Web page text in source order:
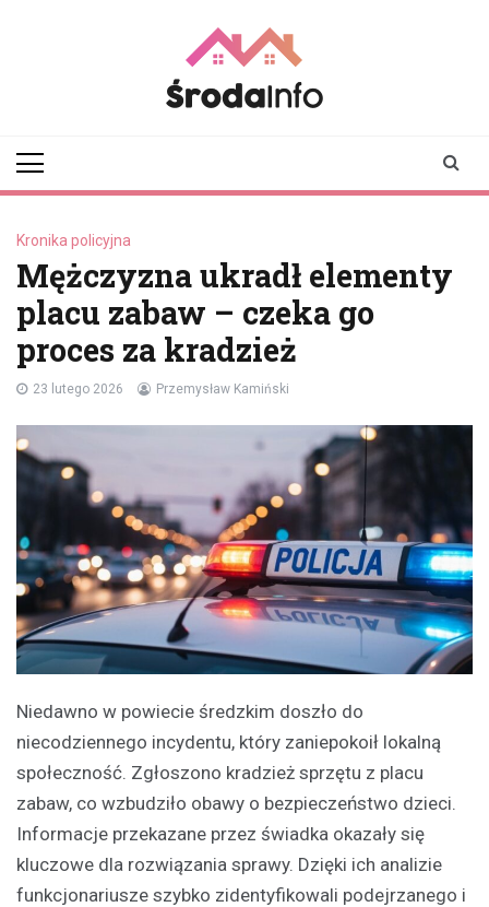
Kronika policyjna
Mężczyzna ukradł elementy
placu zabaw – czeka go
proces za kradzież
23 lutego 2026 Przemysław Kamiński
Niedawno w powiecie średzkim doszło do
niecodziennego incydentu, który zaniepokoił lokalną
społeczność. Zgłoszono kradzież sprzętu z placu
zabaw, co wzbudziło obawy o bezpieczeństwo dzieci.
Informacje przekazane przez świadka okazały się
kluczowe dla rozwiązania sprawy. Dzięki ich analizie
funkcjonariusze szybko zidentyfikowali podejrzanego i